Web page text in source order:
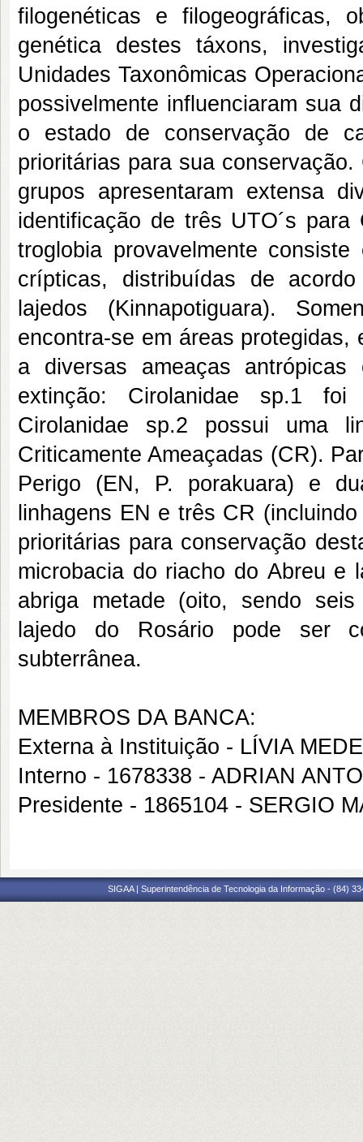
filogenéticas e filogeográficas,
genética destes táxons,
Unidades Taxonômicas
possivelmente influenciaram sua
o estado de conservação de
prioritárias para sua
grupos apresentaram extensa
identificação de três UTO´s
troglobia provavelmente
crípticas, distribuídas de
lajedos (Kinnapotiguara).
encontra-se em áreas
a diversas ameaças
extinção: Cirolanidae sp.1 foi
Cirolanidae sp.2 possui uma
Criticamente Ameaçadas (CR).
Perigo (EN, P. porakuara) e
linhagens EN e três CR
prioritárias para conservação
microbacia do riacho do Abreu e
abriga metade (oito, sendo
lajedo do Rosário pode ser
subterrânea.
MEMBROS DA BANCA:
Externa à Instituição - LÍVIA
Interno - 1678338 - ADRIAN
Presidente - 1865104 - SERGIO
SIGAA | Superintendência de Tecnologia da Informação - (84)